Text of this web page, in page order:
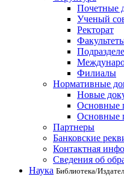
Почетные
Ученый
Ректорат
Филиалы
Нормативные
Новые
Основные
Основные
Партнеры
Банковские
Контактная
Сведения об
Наука Библиотека/